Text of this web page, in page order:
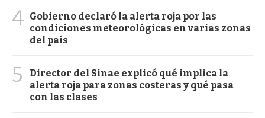
4 Gobierno declaró la alerta roja por las
condiciones meteorológicas en varias zonas
del país
5
Director del Sinae explicó qué implica la
alerta roja para zonas costeras y qué pasa
con las clases